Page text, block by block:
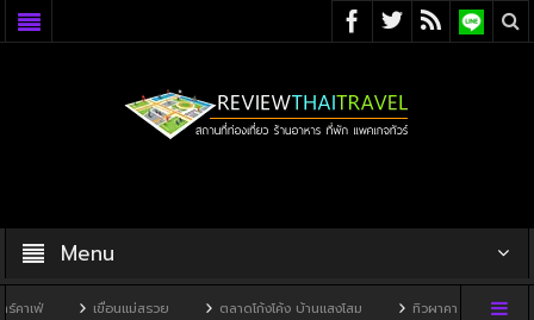
Menu
เขื่อนแม่สรวย ตลาดโก้งโค้ง บ้านแสงโสม ทิวผาคาเฟ่ บ้านพิพิธภัณฑ์ไท